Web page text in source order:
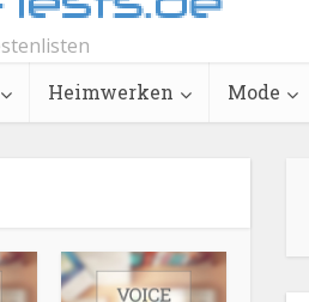
Heimwerken Mode